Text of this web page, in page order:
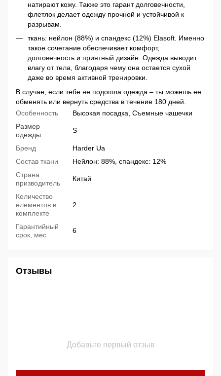
натирают кожу. Также это гарант долговечности,
флетлок делает одежду прочной и устойчивой к
разрывам.
ткань: нейлон (88%) и спандекс (12%) Elasoft. Именно
такое сочетание обеспечивает комфорт,
долговечность и приятный дизайн. Одежда выводит
влагу от тела, благодаря чему она остается сухой
даже во время активной тренировки.
В случае, если тебе не подошла одежда – ты можешь ее
обменять или вернуть средства в течение 180 дней.
Особенность
Высокая посадка, Съемные чашечки
Размер
одежды
S
Бренд
Harder Ua
Состав ткани
Нейлон: 88%, спандекс: 12%
Страна
призводитель
Китай
Количество
елементов в
комплекте
2
Гарантийный
срок, мес.
6
Отзывы
Добавьте первый отзыв